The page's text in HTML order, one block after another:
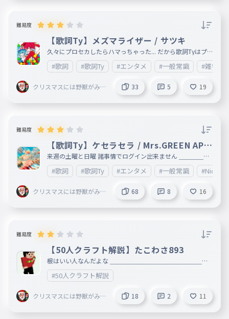
わちょこ）
となります
難易度
【歌詞Ty】メズマライザー / サツキ
久々にプロセカしたらハマっちゃった... だから歌詞Tyはプ
ロセカ収録の曲が多くなるかも ＿＿＿＿＿＿＿＿＿＿＿＿
＿＿＿＿＿＿＿＿＿＿＿＿＿＿＿＿＿＿＿＿＿＿＿＿＿＿＿
＿＿＿
#歌詞 #歌詞Ty #エンタメ #一般常識 #雑学
クリスマスには野獣がみん
33 5 19
難易度
【歌詞Ty】ケセラセラ / Mrs.GREEN APP
LE
来週の土曜と日曜 諸事情でログイン出来ません ＿＿＿＿＿
＿＿＿＿＿＿＿＿＿＿＿＿＿＿＿＿＿＿＿＿＿＿
#歌詞 #歌詞Ty #エンタメ #一般常識
クリスマスには野獣がみん
68 8 16
難易度
【50人クラフト解説】たこわさ893
根はいい人なんだよな ＿＿＿＿＿＿＿＿＿＿＿＿＿＿＿＿
＿＿＿＿＿＿＿＿＿＿ ID:TACOWASA_893 その他の呼称:89
3(はちきゅうさん・ヤクザ),たこわさヤクザ,絵本 設定上の
本名:田中六雄 スキンモデル:コジコジ(たこわさ)→【いっく
ん】 生年月日:1999年4月 年齢:25歳 出身:九州 初参加:300人
クラフト(2021年) 採用日(tmp):2021年1月13日 採用日(正式
):2021年12月25日 採用理由:たこわさの補充 勢力(スーパー):
たこわさ 所属グループ:ペニガキ組 第4回人気投票:16位(396
#50人クラフト解説
クリスマスには野獣がみん
18 2 11